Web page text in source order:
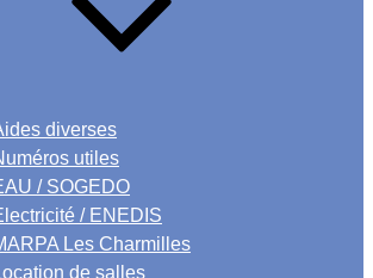
diverses
utiles
/ SOGEDO
/ ENEDIS
Les Charmilles
de salles